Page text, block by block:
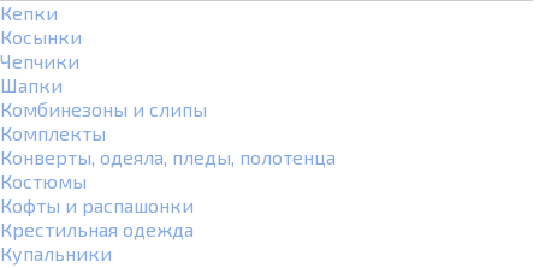
Кепки
Косынки
Чепчики
Шапки
Комбинезоны и слипы
Комплекты
Конверты, одеяла, пледы, полотенца
Костюмы
Кофты и распашонки
Крестильная одежда
Купальники